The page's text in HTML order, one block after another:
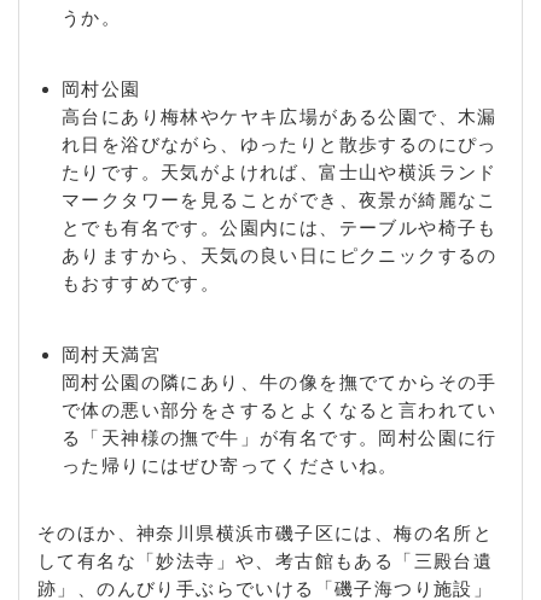
うか。
岡村公園
高台にあり梅林やケヤキ広場がある公園で、木漏
れ日を浴びながら、ゆったりと散歩するのにぴっ
たりです。天気がよければ、富士山や横浜ランド
マークタワーを見ることができ、夜景が綺麗なこ
とでも有名です。公園内には、テーブルや椅子も
ありますから、天気の良い日にピクニックするの
もおすすめです。
岡村天満宮
岡村公園の隣にあり、牛の像を撫でてからその手
で体の悪い部分をさするとよくなると言われてい
る「天神様の撫で牛」が有名です。岡村公園に行
った帰りにはぜひ寄ってくださいね。
そのほか、神奈川県横浜市磯子区には、梅の名所と
して有名な「妙法寺」や、考古館もある「三殿台遺
跡」、のんびり手ぶらでいける「磯子海つり施設」